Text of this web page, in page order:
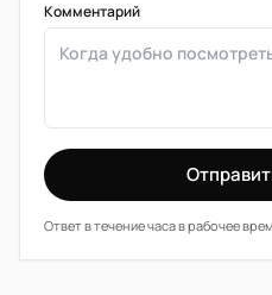
Комментарий
Ответ в течение часа в рабочее